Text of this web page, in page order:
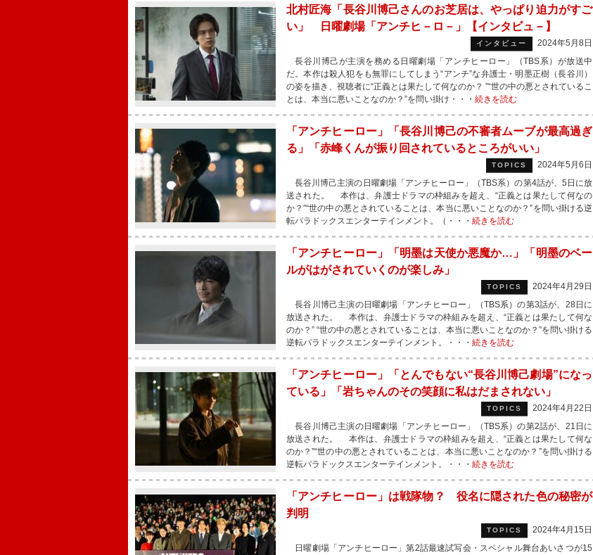
北村匠海「長谷川博己さんのお芝居は、やっぱり迫力がすご
い」 日曜劇場「アンチヒ－ロ－」【インタビュ－】
インタビュー
2024年5月8日
長谷川博己が主演を務める日曜劇場「アンチヒーロー」（TBS系）が放送中
だ。本作は殺人犯をも無罪にしてしまう“アンチ”な弁護士・明墨正樹（長谷川）
の姿を描き、視聴者に“正義とは果たして何なのか？ ”“世の中の悪とされているこ
とは、本当に悪いことなのか？”を問い掛け・・・ 続きを読む
「アンチヒーロー」「長谷川博己の不審者ムーブが最高過ぎ
る」「赤峰くんが振り回されているところがいい」
TOPICS
2024年5月6日
長谷川博己主演の日曜劇場「アンチヒーロー」（TBS系）の第4話が、5日に放
送された。 本作は、弁護士ドラマの枠組みを超え、“正義とは果たして何なの
か？”“世の中の悪とされていることは、本当に悪いことなのか？”を問い掛ける逆
転パラドックスエンターテインメント。（・・・ 続きを読む
「アンチヒーロー」「明墨は天使か悪魔か…」「明墨のベー
ルがはがされていくのが楽しみ」
TOPICS
2024年4月29日
長谷川博己主演の日曜劇場「アンチヒーロー」（TBS系）の第3話が、28日に
放送された。 本作は、弁護士ドラマの枠組みを超え、“正義とは果たして何な
のか？” “世の中の悪とされていることは、本当に悪いことなのか？”を問い掛ける
逆転パラドックスエンターテインメント。・・・ 続きを読む
「アンチヒーロー」「とんでもない“長谷川博己劇場”になっ
ている」「岩ちゃんのその笑顔に私はだまされない」
TOPICS
2024年4月22日
長谷川博己主演の日曜劇場「アンチヒーロー」（TBS系）の第2話が、21日に
放送された。 本作は、弁護士ドラマの枠組みを超え、“正義とは果たして何な
のか？”“世の中の悪とされていることは、本当に悪いことなのか？”を問い掛ける
逆転パラドックスエンターテインメント。・・・ 続きを読む
「アンチヒーロー」は戦隊物？ 役名に隠された色の秘密が
判明
TOPICS
2024年4月15日
日曜劇場「アンチヒーロー」第2話最速試写会・スペシャル舞台あいさつが15